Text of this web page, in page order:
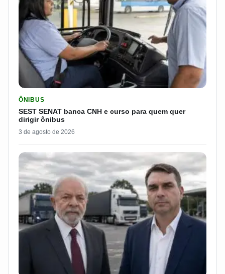
ÔNIBUS
SEST SENAT banca CNH e curso para quem quer
dirigir ônibus
3 de agosto de 2026